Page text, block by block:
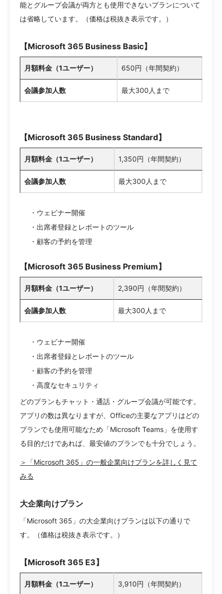
能とグループ会議が両方とも使用できないプランについて
は省略しています。（価格は税抜き表示です。）
【Microsoft 365 Business Basic】
月額料金（1ユーザー） 650円（年間契約）
会議参加人数 最大300人まで
【Microsoft 365 Business Standard】
月額料金（1ユーザー） 1,350円（年間契約）
会議参加人数 最大300人まで
・ウェビナー開催
・出席者登録とレポートのツール
・顧客の予約を管理
【Microsoft 365 Business Premium】
月額料金（1ユーザー） 2,390円（年間契約）
会議参加人数 最大300人まで
・ウェビナー開催
・出席者登録とレポートのツール
・顧客の予約を管理
・高度なセキュリティ
どのプランもチャット・通話・グループ会議が可能です。
アプリの数は異なりますが、Officeの主要なアプリはどの
プランでも使用可能なため「Microsoft Teams」を使用す
る目的だけであれば、最安値のプランでも十分でしょう。
＞「Microsoft 365」の一般企業向けプランを詳しく見て
みる
大企業向けプラン
「Microsoft 365」の大企業向けプランは以下の通りで
す。（価格は税抜き表示です。）
【Microsoft 365 E3】
月額料金（1ユーザー） 3,910円（年間契約）